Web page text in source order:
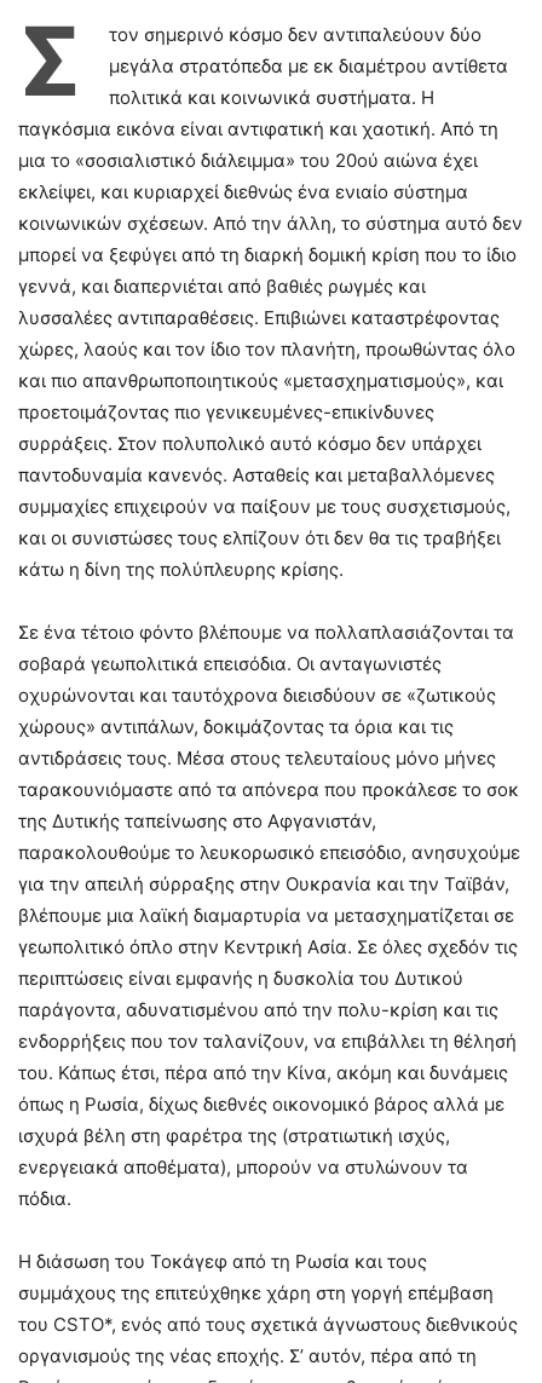
Σ
τον σημερινό κόσμο δεν αντιπαλεύουν δύο
μεγάλα στρατόπεδα με εκ διαμέτρου αντίθετα
πολιτικά και κοινωνικά συστήματα. Η
παγκόσμια εικόνα είναι αντιφατική και χαοτική. Από τη
μια το «σοσιαλιστικό διάλειμμα» του 20ού αιώνα έχει
εκλείψει, και κυριαρχεί διεθνώς ένα ενιαίο σύστημα
κοινωνικών σχέσεων. Από την άλλη, το σύστημα αυτό δεν
μπορεί να ξεφύγει από τη διαρκή δομική κρίση που το ίδιο
γεννά, και διαπερνιέται από βαθιές ρωγμές και
λυσσαλέες αντιπαραθέσεις. Επιβιώνει καταστρέφοντας
χώρες, λαούς και τον ίδιο τον πλανήτη, προωθώντας όλο
και πιο απανθρωποποιητικούς «μετασχηματισμούς», και
προετοιμάζοντας πιο γενικευμένες-επικίνδυνες
συρράξεις. Στον πολυπολικό αυτό κόσμο δεν υπάρχει
παντοδυναμία κανενός. Ασταθείς και μεταβαλλόμενες
συμμαχίες επιχειρούν να παίξουν με τους συσχετισμούς,
και οι συνιστώσες τους ελπίζουν ότι δεν θα τις τραβήξει
κάτω η δίνη της πολύπλευρης κρίσης.
Σε ένα τέτοιο φόντο βλέπουμε να πολλαπλασιάζονται τα
σοβαρά γεωπολιτικά επεισόδια. Οι ανταγωνιστές
οχυρώνονται και ταυτόχρονα διεισδύουν σε «ζωτικούς
χώρους» αντιπάλων, δοκιμάζοντας τα όρια και τις
αντιδράσεις τους. Μέσα στους τελευταίους μόνο μήνες
ταρακουνιόμαστε από τα απόνερα που προκάλεσε το σοκ
της Δυτικής ταπείνωσης στο Αφγανιστάν,
παρακολουθούμε το λευκορωσικό επεισόδιο, ανησυχούμε
για την απειλή σύρραξης στην Ουκρανία και την Ταϊβάν,
βλέπουμε μια λαϊκή διαμαρτυρία να μετασχηματίζεται σε
γεωπολιτικό όπλο στην Κεντρική Ασία. Σε όλες σχεδόν τις
περιπτώσεις είναι εμφανής η δυσκολία του Δυτικού
παράγοντα, αδυνατισμένου από την πολυ-κρίση και τις
ενδορρήξεις που τον ταλανίζουν, να επιβάλλει τη θέλησή
του. Κάπως έτσι, πέρα από την Κίνα, ακόμη και δυνάμεις
όπως η Ρωσία, δίχως διεθνές οικονομικό βάρος αλλά με
ισχυρά βέλη στη φαρέτρα της (στρατιωτική ισχύς,
ενεργειακά αποθέματα), μπορούν να στυλώνουν τα
πόδια.
Η διάσωση του Τοκάγεφ από τη Ρωσία και τους
συμμάχους της επιτεύχθηκε χάρη στη γοργή επέμβαση
του CSTO*, ενός από τους σχετικά άγνωστους διεθνικούς
οργανισμούς της νέας εποχής. Σ’ αυτόν, πέρα από τη